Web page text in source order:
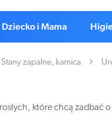
Dziecko i Mama
Stany zapalne, kamica
które chcą